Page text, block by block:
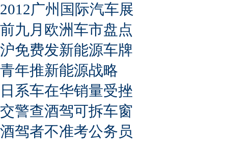
2012广州国际汽车展
前九月欧洲车市盘点
沪免费发新能源车牌
青年推新能源战略
日系车在华销量受挫
交警查酒驾可拆车窗
酒驾者不准考公务员